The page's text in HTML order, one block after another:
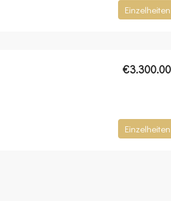
Einzelheiten
Einzelheiten